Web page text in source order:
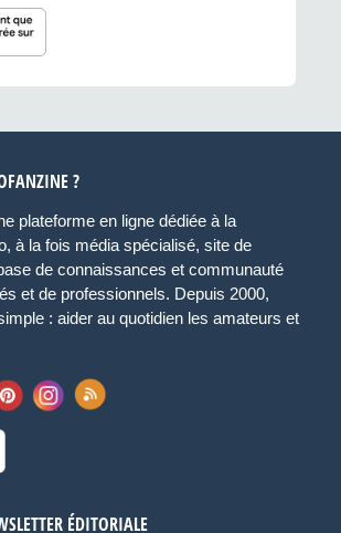
?
plateforme en ligne dédiée à la
à la fois média spécialisé, site de
de connaissances et communauté
et de professionnels. Depuis 2000,
: aider au quotidien les amateurs et
ÉDITORIALE